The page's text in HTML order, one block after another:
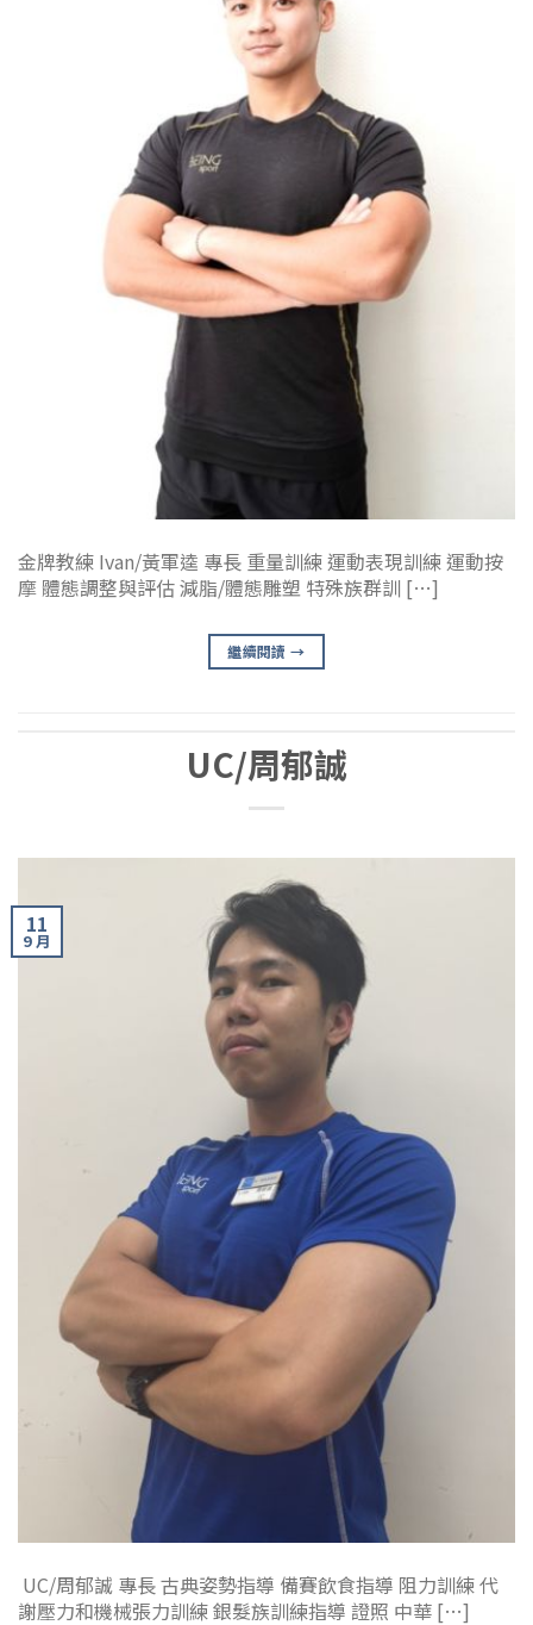
金牌教練 Ivan/黃軍逵 專長 重量訓練 運動表現訓練 運動按
摩 體態調整與評估 減脂/體態雕塑 特殊族群訓 […]
繼續閱讀→
UC/周郁誠
11
9 月
UC/周郁誠 專長 古典姿勢指導 備賽飲食指導 阻力訓練 代
謝壓力和機械張力訓練 銀髮族訓練指導 證照 中華 […]